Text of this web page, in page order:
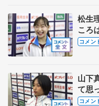
松生
ころ
出場
コメン
山下
て思
にし
コメン